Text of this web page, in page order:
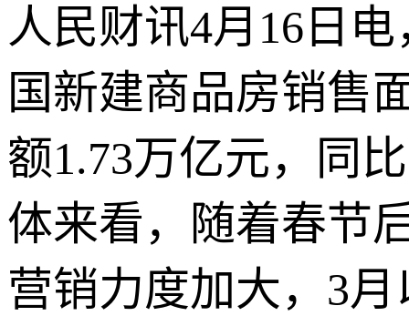
人民财讯4月16日电
国新建商品房销售
额1.73万亿元，同
体来看，随着春节
营销力度加大，3